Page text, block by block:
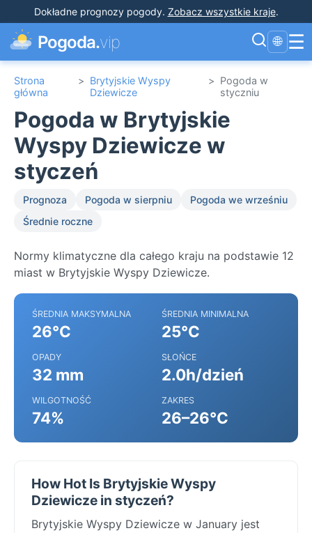
Dokładne prognozy pogody. Zobacz wszystkie kraje.
Pogoda.vip 🌐 ☰
Strona
główna
> Brytyjskie Wyspy
Dziewicze
> Pogoda w
styczniu
Pogoda w Brytyjskie
Wyspy Dziewicze w
styczeń
Prognoza Pogoda w sierpniu
Pogoda we wrześniu
Średnie roczne
Normy klimatyczne dla całego kraju na podstawie 12
miast w Brytyjskie Wyspy Dziewicze.
ŚREDNIA MAKSYMALNA
26°C
ŚREDNIA MINIMALNA
25°C
OPADY
32 mm
SŁOŃCE
2.0h/dzień
WILGOTNOŚĆ
74%
ZAKRES
26–26°C
How Hot Is Brytyjskie Wyspy
Dziewicze in styczeń?
Brytyjskie Wyspy Dziewicze w January jest